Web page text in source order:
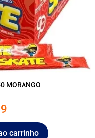
MORANGO
carrinho